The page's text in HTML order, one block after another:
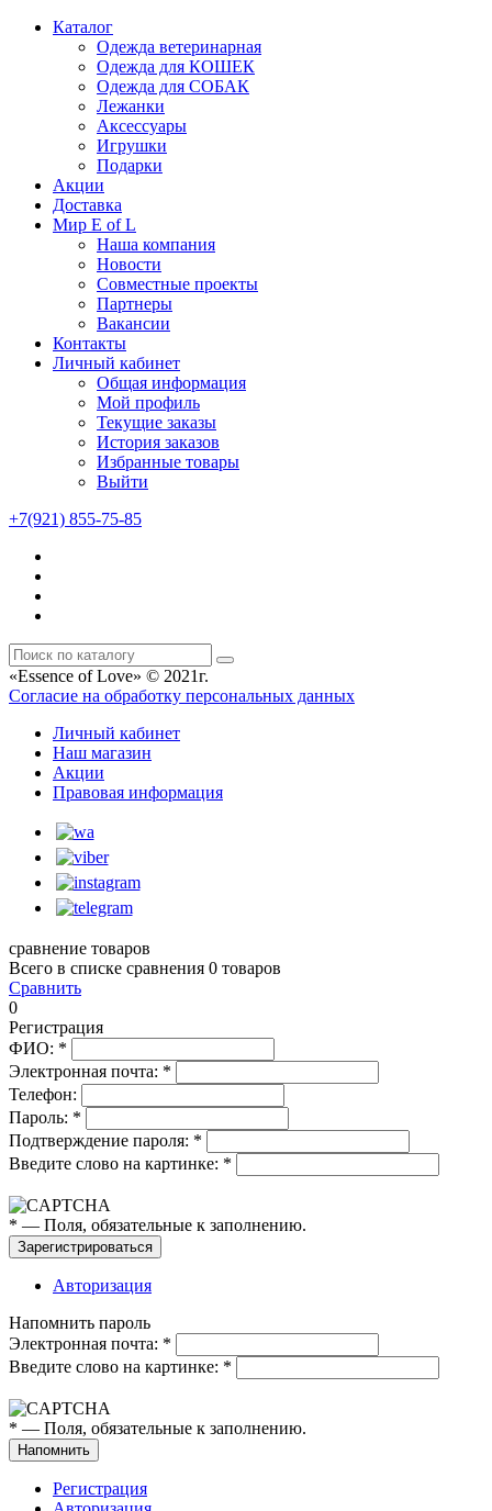
Каталог
Одежда ветеринарная
Одежда для КОШЕК
Одежда для СОБАК
Лежанки
Аксессуары
Игрушки
Подарки
Акции
Доставка
Мир E of L
Наша компания
Новости
Совместные проекты
Партнеры
Вакансии
Контакты
Личный кабинет
Общая информация
Мой профиль
Текущие заказы
История заказов
Избранные товары
Выйти
+7(921) 855-75-85
«Essence of Love» © 2021г.
Согласие на обработку персональных данных
Личный кабинет
Наш магазин
Акции
Правовая информация
сравнение товаров
Всего в списке сравнения 0 товаров
Сравнить
0
Регистрация
ФИО: *
Электронная почта: *
Телефон:
Пароль: *
Подтверждение пароля: *
Введите слово на картинке: *
* — Поля, обязательные к заполнению.
Авторизация
Напомнить пароль
Электронная почта: *
Введите слово на картинке: *
* — Поля, обязательные к заполнению.
Регистрация